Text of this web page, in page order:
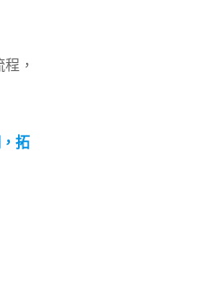
，
拓